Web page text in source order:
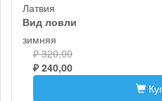
Латвия
Вид ловли
зимняя
₽ 320,00
₽ 240,00